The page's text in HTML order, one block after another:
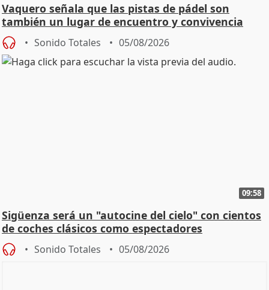
Vaquero señala que las pistas de pádel son
también un lugar de encuentro y convivencia
Sonido Totales 05/08/2026
09:58
Sigüenza será un "autocine del cielo" con cientos
de coches clásicos como espectadores
Sonido Totales 05/08/2026